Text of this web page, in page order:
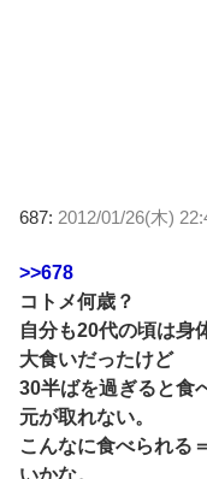
687: 2012/01/26(木)
>>678
コトメ何歳？
自分も20代の頃は身
大食いだったけど
30半ばを過ぎると食
元が取れない。
こんなに食べられる
いかな。